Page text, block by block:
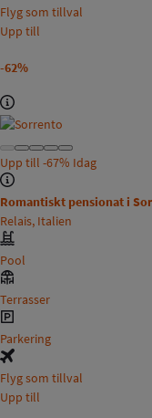
Flyg som tillval
Upp till
-62%
Upp till -67% Idag
Romantiskt pensionat i
Relais, Italien
Pool
Terrasser
Parkering
Flyg som tillval
Upp till